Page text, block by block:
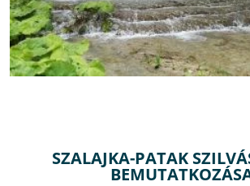
SZALAJKA-PATAK